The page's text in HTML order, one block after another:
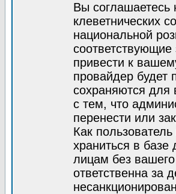
Вы соглашаетесь
клеветнических
национальной
привести к
провайдер будет
сохраняются для
с тем, что
перенести или
Как
храниться в
лицам без
ответственна за